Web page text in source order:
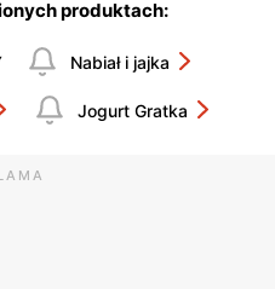
produktach:
Nabiał i jajka
Jogurt Gratka